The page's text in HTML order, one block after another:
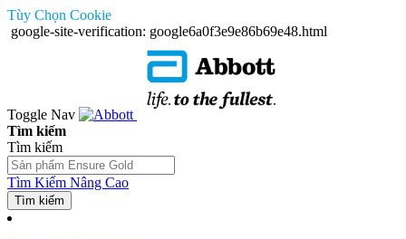
Tùy Chọn Cookie
google-site-verification: google6a0f3e9e86b69e48.html
Toggle Nav
Tìm kiếm
Tìm kiếm
Tìm Kiếm Nâng Cao
Tìm kiếm